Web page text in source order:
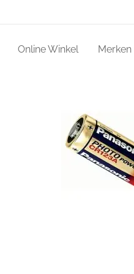
Online Winkel Merken